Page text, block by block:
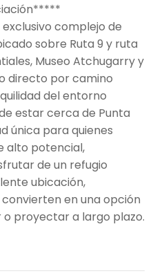
complejo de
sobre Ruta 9 y ruta
Museo Atchugarry y
directo por camino
del entorno
estar cerca de Punta
única para quienes
alto potencial,
de un refugio
ubicación,
en una opción
proyectar a largo plazo.